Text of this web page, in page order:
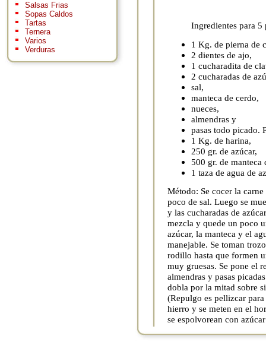
Salsas Frias
Sopas Caldos
Tartas
Ternera
Varios
Verduras
Ingredientes para 5
1 Kg. de pierna de
2 dientes de ajo,
1 cucharadita de
2 cucharadas de
sal,
manteca de cerdo,
nueces,
almendras y
pasas todo picado.
1 Kg. de harina,
250 gr. de azúcar,
500 gr. de manteca
1 taza de agua de
Método: Se cocer la
poco de sal. Luego se
y las cucharadas de
mezcla y quede un poco
azúcar, la manteca y el
manejable. Se toman
rodillo hasta que formen
muy gruesas. Se pone el
almendras y pasas
dobla por la mitad sobre
(Repulgo es pellizcar
hierro y se meten en el
se espolvorean con